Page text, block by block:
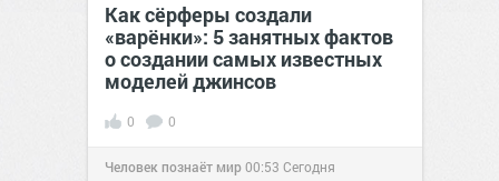
Как сёрферы создали
«варёнки»: 5 занятных фактов
о создании самых известных
моделей джинсов
0 0
Человек познаёт мир00:53 Сегодня